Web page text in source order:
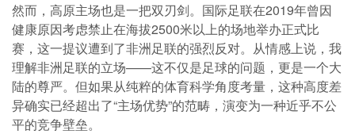
然而，高原主场也是一把双刃剑。国际足联在2019年曾因
健康原因考虑禁止在海拔2500米以上的场地举办正式比
赛，这一提议遭到了非洲足联的强烈反对。从情感上说，我
理解非洲足联的立场——这不仅是足球的问题，更是一个大
陆的尊严。但如果从纯粹的体育科学角度考量，这种高度差
异确实已经超出了“主场优势”的范畴，演变为一种近乎不公
平的竞争壁垒。